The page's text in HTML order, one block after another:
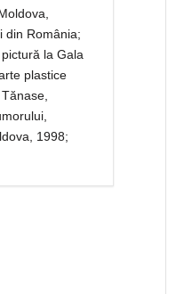
din România;
la Gala
plastice
1998;